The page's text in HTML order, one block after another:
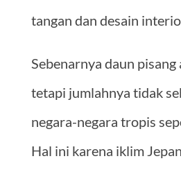
tangan dan desain
Sebenarnya daun pisang
tetapi jumlahnya tidak
negara-negara tropis
Hal ini karena iklim